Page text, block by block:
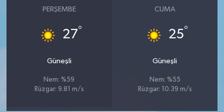
PERŞEMBE
27°
Güneşli
Nem: %59
Rüzgar: 9.81 m/s
CUMA
25°
Güneşli
Nem: %55
Rüzgar: 10.39 m/s